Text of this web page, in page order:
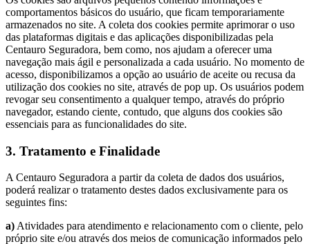
comportamentos básicos do usuário, que ficam temporariamente
armazenados no site. A coleta dos cookies permite aprimorar o uso
das plataformas digitais e das aplicações disponibilizadas pela
Centauro Seguradora, bem como, nos ajudam a oferecer uma
navegação mais ágil e personalizada a cada usuário. No momento de
acesso, disponibilizamos a opção ao usuário de aceite ou recusa da
utilização dos cookies no site, através de pop up. Os usuários podem
revogar seu consentimento a qualquer tempo, através do próprio
navegador, estando ciente, contudo, que alguns dos cookies são
essenciais para as funcionalidades do site.
3. Tratamento e Finalidade
A Centauro Seguradora a partir da coleta de dados dos usuários,
poderá realizar o tratamento destes dados exclusivamente para os
seguintes fins:
a) Atividades para atendimento e relacionamento com o cliente, pelo
próprio site e/ou através dos meios de comunicação informados pelo